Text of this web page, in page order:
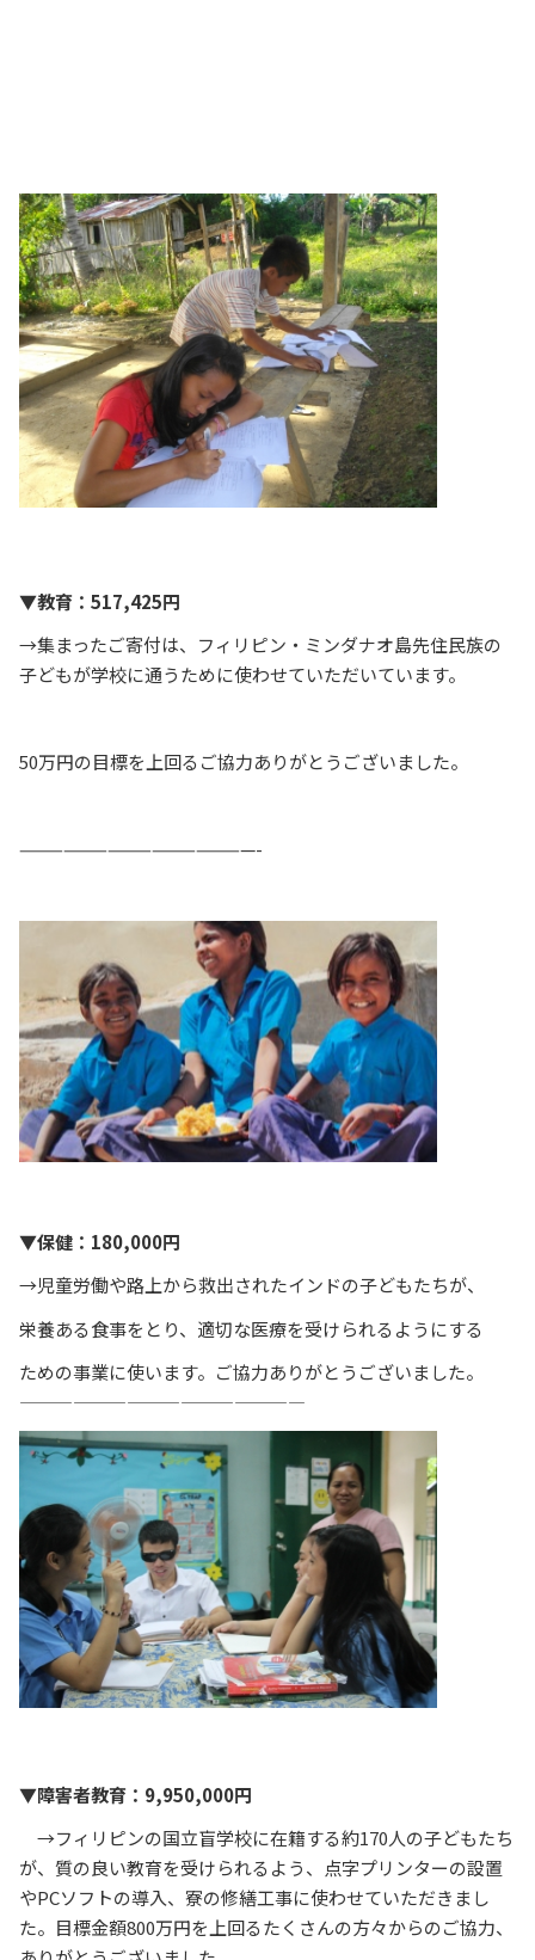
▼教育：517,425円
→集まったご寄付は、フィリピン・ミンダナオ島先住民族の
子どもが学校に通うために使わせていただいています。
50万円の目標を上回るご協力ありがとうございました。
————————————————-
▼保健：180,000円
→児童労働や路上から救出されたインドの子どもたちが、
栄養ある食事をとり、適切な医療を受けられるようにする
ための事業に使います。ご協力ありがとうございました。
————————————————
▼障害者教育：9,950,000円
→フィリピンの国立盲学校に在籍する約170人の子どもたち
が、質の良い教育を受けられるよう、点字プリンターの設置
やPCソフトの導入、寮の修繕工事に使わせていただきまし
た。目標金額800万円を上回るたくさんの方々からのご協力、